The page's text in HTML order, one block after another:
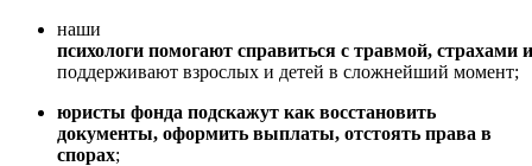
наши
психологи помогают справиться с травмой, страхами
поддерживают взрослых и детей в сложнейший момент;
юристы фонда подскажут как восстановить
документы, оформить выплаты, отстоять права в
спорах;